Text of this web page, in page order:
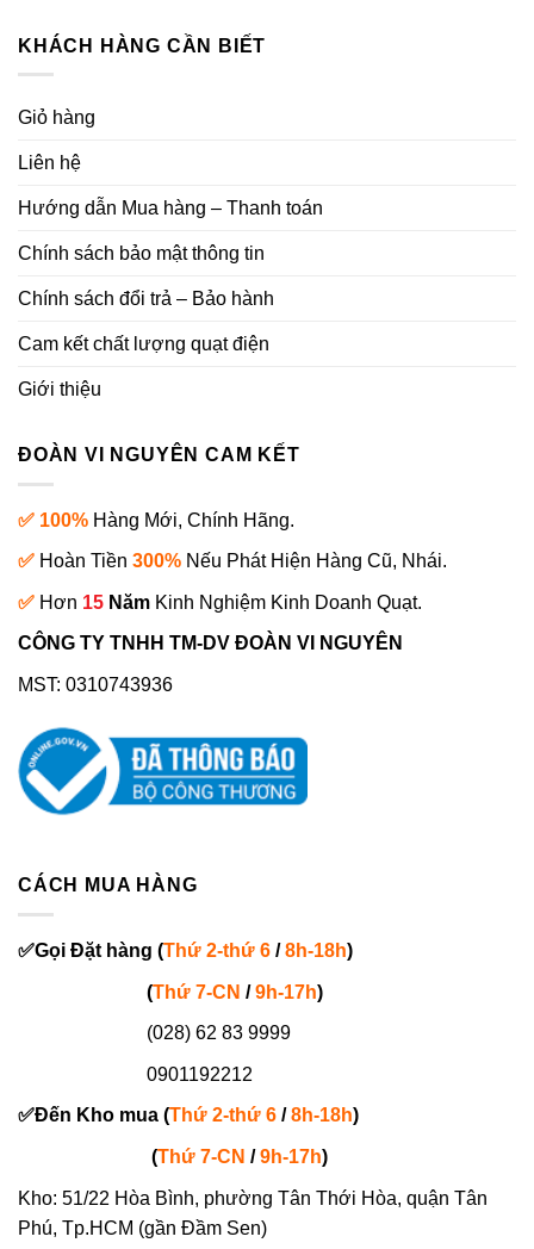
KHÁCH HÀNG CẦN BIẾT
Giỏ hàng
Liên hệ
Hướng dẫn Mua hàng – Thanh toán
Chính sách bảo mật thông tin
Chính sách đổi trả – Bảo hành
Cam kết chất lượng quạt điện
Giới thiệu
ĐOÀN VI NGUYÊN CAM KẾT
✅ 100% Hàng Mới, Chính Hãng.
✅ Hoàn Tiền 300% Nếu Phát Hiện Hàng Cũ, Nhái.
✅ Hơn 15 Năm Kinh Nghiệm Kinh Doanh Quạt.
CÔNG TY TNHH TM-DV ĐOÀN VI NGUYÊN
MST: 0310743936
CÁCH MUA HÀNG
✅Gọi Đặt hàng (Thứ 2-thứ 6 /8h-18h)
(Thứ 7-CN /9h-17h)
(028) 62 83 9999
0901192212
✅Đến Kho mua (Thứ 2-thứ 6 /8h-18h)
(Thứ 7-CN /9h-17h)
Kho: 51/22 Hòa Bình, phường Tân Thới Hòa, quận Tân
Phú, Tp.HCM (gần Đầm Sen)